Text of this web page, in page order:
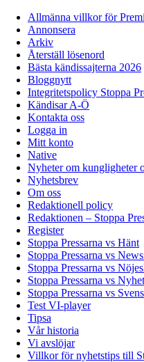
Allmänna villkor för
Annonsera
Arkiv
Återställ lösenord
Bästa kändissajterna 2026
Bloggnytt
Integritetspolicy Stoppa
Kändisar A-Ö
Kontakta oss
Logga in
Mitt konto
Native
Nyheter om kungligheter
Nyhetsbrev
Om oss
Redaktionell policy
Redaktionen – Stoppa
Register
Stoppa Pressarna vs Hänt
Stoppa Pressarna vs
Stoppa Pressarna vs
Stoppa Pressarna vs
Stoppa Pressarna vs
Test VI-player
Tipsa
Vår historia
Vi avslöjar
Villkor för nyhetstips till